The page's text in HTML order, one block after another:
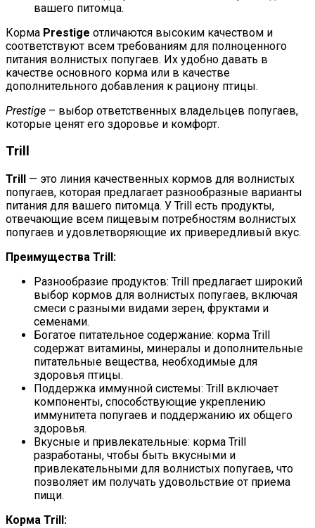
вашего питомца.
Корма Prestige отличаются высоким качеством и
соответствуют всем требованиям для полноценного
питания волнистых попугаев. Их удобно давать в
качестве основного корма или в качестве
дополнительного добавления к рациону птицы.
Prestige – выбор ответственных владельцев попугаев,
которые ценят его здоровье и комфорт.
Trill
Trill
— это линия качественных кормов для волнистых
попугаев, которая предлагает разнообразные варианты
питания для вашего питомца. У Trill есть продукты,
отвечающие всем пищевым потребностям волнистых
попугаев и удовлетворяющие их привередливый вкус.
Преимущества Trill:
Разнообразие продуктов: Trill предлагает широкий
выбор кормов для волнистых попугаев, включая
смеси с разными видами зерен, фруктами и
семенами.
Богатое питательное содержание: корма Trill
содержат витамины, минералы и дополнительные
питательные вещества, необходимые для
здоровья птицы.
Поддержка иммунной системы: Trill включает
компоненты, способствующие укреплению
иммунитета попугаев и поддержанию их общего
здоровья.
Вкусные и привлекательные: корма Trill
разработаны, чтобы быть вкусными и
привлекательными для волнистых попугаев, что
позволяет им получать удовольствие от приема
пищи.
Корма Trill: